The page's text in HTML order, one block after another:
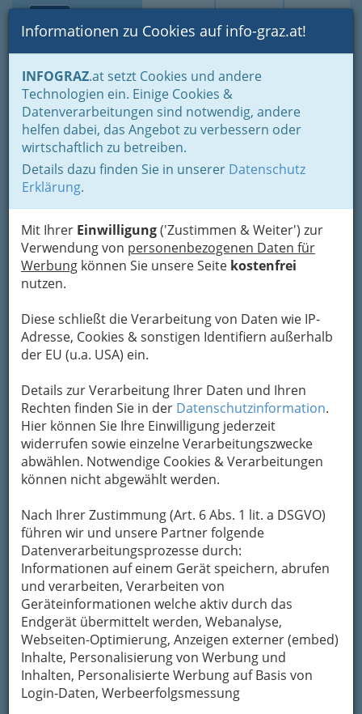
Suche Login Toggle
Informationen zu Cookies auf info-graz.at!
INFOGRAZ.at setzt Cookies und andere
Technologien ein. Einige Cookies &
Datenverarbeitungen sind notwendig, andere
helfen dabei, das Angebot zu verbessern oder
wirtschaftlich zu betreiben.
Details dazu finden Sie in unserer Datenschutz
Erklärung.
Mit Ihrer Einwilligung('Zustimmen & Weiter') zur
Verwendung von personenbezogenen Daten für
Werbung können Sie unsere Seite kostenfrei
nutzen.
Diese schließt die Verarbeitung von Daten wie IP-
Adresse, Cookies & sonstigen Identifiern außerhalb
der EU (u.a. USA) ein.
Details zur Verarbeitung Ihrer Daten und Ihren
Rechten finden Sie in der Datenschutzinformation.
Hier können Sie Ihre Einwilligung jederzeit
widerrufen sowie einzelne Verarbeitungszwecke
abwählen. Notwendige Cookies & Verarbeitungen
können nicht abgewählt werden.
Nach Ihrer Zustimmung (Art. 6 Abs. 1 lit. a DSGVO)
führen wir und unsere Partner folgende
Datenverarbeitungsprozesse durch:
Informationen auf einem Gerät speichern, abrufen
und verarbeiten, Verarbeiten von
Geräteinformationen welche aktiv durch das
Endgerät übermittelt werden, Webanalyse,
Webseiten-Optimierung, Anzeigen externer (embed)
Inhalte, Personalisierung von Werbung und
Inhalten, Personalisierte Werbung auf Basis von
Login-Daten, Werbeerfolgsmessung
Home Branchen
Tourismus & Freizeitwirtschaft
Freizeitbetriebe
Buchmacher / Totalisateure / Wettbüros / Wettkommissäre
Buchmacher / Totalisateure
/ Wettbüros /
Wettkommissäre
Bezirksauswahl
Alle Bezirke
1
Österreichische Sportwetten
Gesellschaft m.b.H.
E-Mail
Karte & Routenplaner
Eintrag ändern
Kategorien
Gesellschaft m.b.H.
Andreas-Hofer-Platz 1, 8010 Graz
E-Mail
Karte & Routenplaner
Eintrag ändern
Kategorien
Österreichische Sportwetten
Gesellschaft m.b.H.